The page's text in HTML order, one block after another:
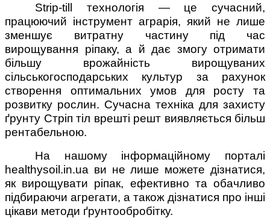
Strip-till технологія — це сучасний,
працюючий інструмент аграрія, який не лише
зменшує витратну частину під час
вирощування ріпаку, а й дає змогу отримати
більшу врожайність вирощуваних
сільськогосподарських культур за рахунок
створення оптимальних умов для росту та
розвитку рослин. Сучасна техніка для захисту
ґрунту Стріп тіл врешті решт виявляється більш
рентабельною.
На нашому інформаційному порталі
healthysoil.in.ua ви не лише можете дізнатися,
як вирощувати ріпак, ефективно та обачливо
підбираючи агрегати, а також дізнатися про інші
цікави методи ґрунтообробітку.